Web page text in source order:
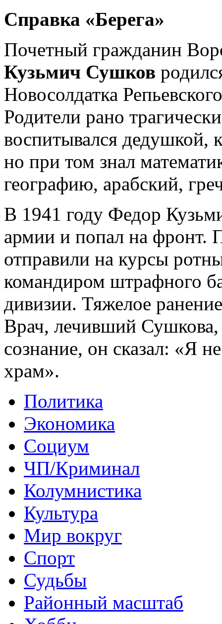
Справка «Берега»
Почетный гражданин
Кузьмич Сушков
Новосолдатка
Родители рано
воспитывался
но при том знал
географию, арабский,
В 1941 году Федор
армии и попал на фронт.
отправили на курсы
командиром штрафного
дивизии. Тяжелое
Врач, лечивший Сушкова,
сознание, он сказал: «Я
храм».
Политика
Экономика
Социум
ЧП/Криминал
Колумнистика
Культура
Мир вокруг
Спорт
Судьбы
Районный масштаб